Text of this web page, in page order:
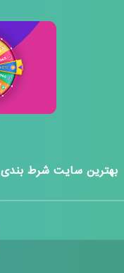
بهترین سایت شرط بندی